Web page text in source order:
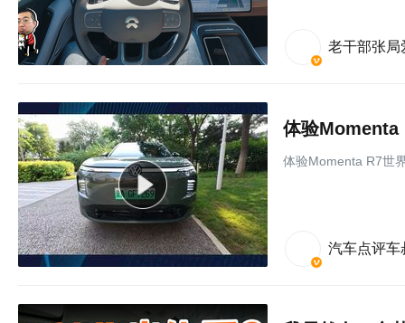
老干部张局
体验Momenta
体验Momenta R7世
汽车点评车